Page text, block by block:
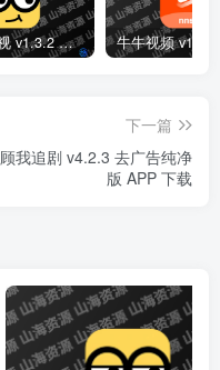
小黄人影视 v1.3.2 免费高清影视剧集短剧去广告纯净版
下一篇
顾我追剧 v4.2.3 去广告纯净
版 APP 下载